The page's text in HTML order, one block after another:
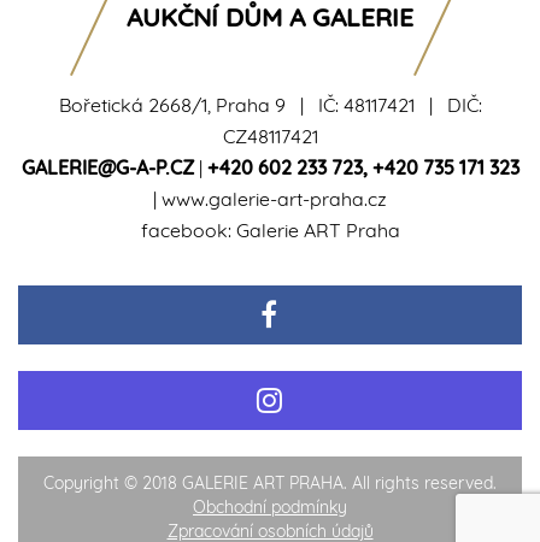
Bořetická 2668/1, Praha 9 | IČ: 48117421 | DIČ:
CZ48117421
GALERIE@G-A-P.CZ| +420 602 233 723, +420 735 171 323
| www.galerie-art-praha.cz
facebook: Galerie ART Praha
AUKČNÍ DŮM A GALERIE
Copyright © 2018 GALERIE ART PRAHA. All rights reserved.
Obchodní podmínky
Zpracování osobních údajů